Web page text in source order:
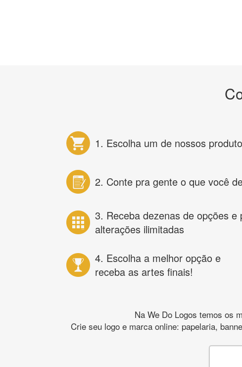
1. Escolha um de nossos
2. Conte pra gente o que você
3. Receba dezenas de opções e
alterações ilimitadas
4. Escolha a melhor opção e
receba as artes finais!
Na We Do Logos temos os
Crie seu logo e marca online: papelaria,